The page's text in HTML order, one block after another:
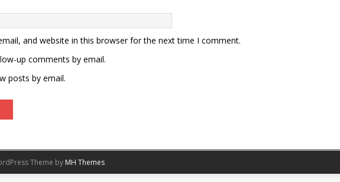
+雷达”复合制导，命中精度控制在
10米级别。美军情报简报曾公开
承认，现役“萨德”“爱国者”系统对
标，已无有效拦截手段。 技术升
级，动态威慑与反介入体系 东
定目标和海上高价值移动目标的能
力，极大扩展了解放军远程打击的
and website in this browser for the next time I comment.
up comments by email.
posts by email.
Theme by MH Themes